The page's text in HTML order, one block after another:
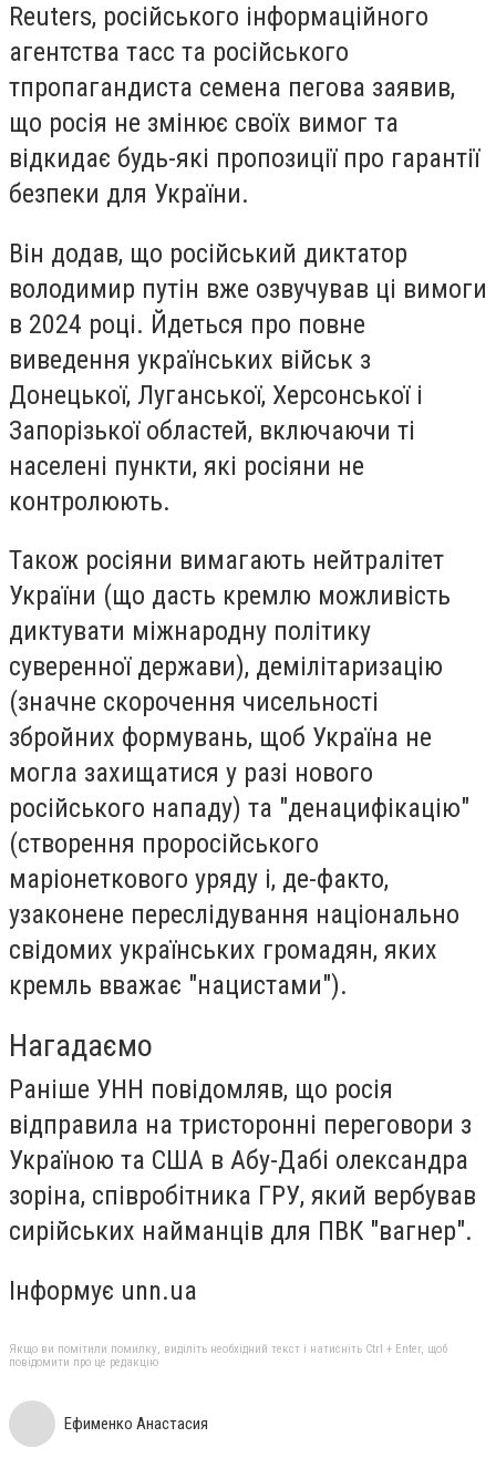
Reuters, російського інформаційного
агентства тасс та російського
тпропагандиста семена пегова заявив,
що росія не змінює своїх вимог та
відкидає будь-які пропозиції про гарантії
безпеки для України.
Він додав, що російський диктатор
володимир путін вже озвучував ці вимоги
в 2024 році. Йдеться про повне
виведення українських військ з
Донецької, Луганської, Херсонської і
Запорізької областей, включаючи ті
населені пункти, які росіяни не
контролюють.
Також росіяни вимагають нейтралітет
України (що дасть кремлю можливість
диктувати міжнародну політику
суверенної держави), демілітаризацію
(значне скорочення чисельності
збройних формувань, щоб Україна не
могла захищатися у разі нового
російського нападу) та "денацифікацію"
(створення проросійського
маріонеткового уряду і, де-факто,
узаконене переслідування національно
свідомих українських громадян, яких
кремль вважає "нацистами").
Нагадаємо
Раніше УНН повідомляв, що росія
відправила на тристоронні переговори з
Україною та США в Абу-Дабі олександра
зоріна, співробітника ГРУ, який вербував
сирійських найманців для ПВК "вагнер".
Інформує unn.ua
Якщо ви помітили помилку, виділіть необхідний текст і натисніть Ctrl + Enter, щоб
повідомити про це редакцію
Ефименко Анастасия